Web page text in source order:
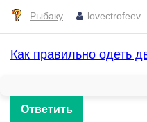
Рыбаку lovectrofeev
Как правильно одеть
Ответить